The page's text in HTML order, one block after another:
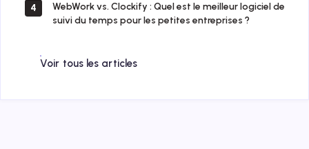
4
WebWork vs. Clockify : Quel est le meilleur logiciel de
suivi du temps pour les petites entreprises ?
Voir tous les articles